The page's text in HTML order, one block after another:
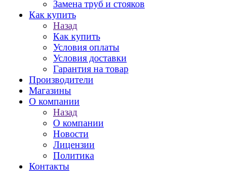
Замена труб и стояков
Как купить
Назад
Как купить
Условия оплаты
Условия доставки
Гарантия на товар
Производители
Магазины
О компании
Назад
О компании
Новости
Лицензии
Политика
Контакты